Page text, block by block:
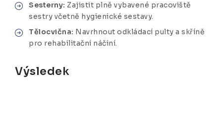
Sesterny: Zajistit plně vybavené pracoviště
sestry včetně hygienické sestavy.
Tělocvična: Navrhnout odkládací pulty a skříně
pro rehabilitační náčiní.
Výsledek